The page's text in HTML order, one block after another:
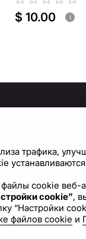
$ 10.00 i
Настройки cookie
трафика,
cookie
cookie”,
“Настройки
файлов cookie и